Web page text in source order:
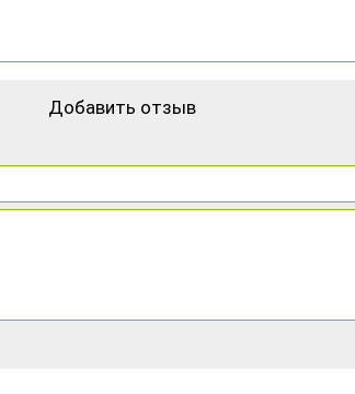
Добавить отзыв